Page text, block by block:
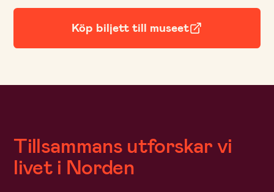
Köp biljett till museet
Tillsammans utforskar vi
livet i Norden